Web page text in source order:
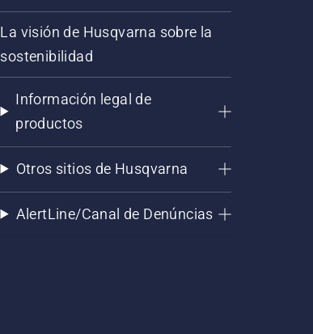
La visión de Husqvarna sobre la
sostenibilidad
Información legal de
productos
Otros sitios de Husqvarna
AlertLine/Canal de Denúncias